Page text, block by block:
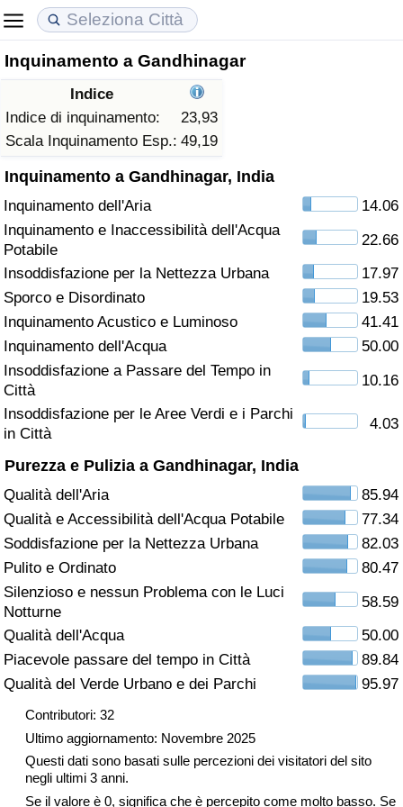
Inquinamento a Gandhinagar
Indice
Indice di inquinamento:
23,93
Scala Inquinamento Esp.: 49,19
Inquinamento a Gandhinagar, India
Inquinamento dell'Aria
14.06
Inquinamento e Inaccessibilità dell'Acqua
Potabile
22.66
Insoddisfazione per la Nettezza Urbana
17.97
Sporco e Disordinato
19.53
Inquinamento Acustico e Luminoso
41.41
Inquinamento dell'Acqua
50.00
Insoddisfazione a Passare del Tempo in
Città
10.16
Insoddisfazione per le Aree Verdi e i Parchi
in Città
4.03
Purezza e Pulizia a Gandhinagar, India
Qualità dell'Aria
85.94
Qualità e Accessibilità dell'Acqua Potabile
77.34
Soddisfazione per la Nettezza Urbana
82.03
Pulito e Ordinato
80.47
Silenzioso e nessun Problema con le Luci
Notturne
58.59
Qualità dell'Acqua
50.00
Piacevole passare del tempo in Città
89.84
Qualità del Verde Urbano e dei Parchi
95.97
Contributori: 32
Ultimo aggiornamento: Novembre 2025
Questi dati sono basati sulle percezioni dei visitatori del sito
negli ultimi 3 anni.
Se il valore è 0, significa che è percepito come molto basso. Se
Costo della vita
Indice Del Costo Della Vita (corrente)
Indice Del Costo Della Vita
Indice del Costo della Vita per Nazione
ad Aqaba
Prezzi degli immobili
Indice del Prezzo delle Case (Corrente)
Indice del Prezzo delle Case
Indice del Prezzo delle Case per Nazione
Qualità della Vita
Indice della Qualità della Vita
Indice della Qualità della Vita (Corrente)
Indice della qualità della vita per Paese
Criminalità
Indice del Tasso di Criminalità (Corrente)
Indice della Criminalità
Indice di criminalità per paese
Assistenza Sanitaria
Indice dell’Assistenza Sanitaria
Indice dell’Assistenza Sanitaria per
Nazione
Inquinamento
Indice dell’Inquinamento (Corrente)
Indice di inquinamento
Indice dell’Inquinamento per Nazione